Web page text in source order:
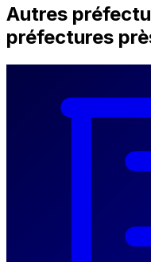
Autres
préfectures